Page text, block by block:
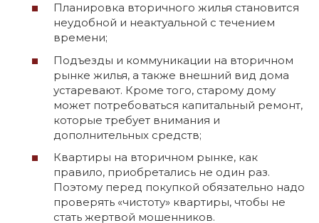
Планировка вторичного жилья становится
неудобной и неактуальной с течением
времени;
Подъезды и коммуникации на вторичном
рынке жилья, а также внешний вид дома
устаревают. Кроме того, старому дому
может потребоваться капитальный ремонт,
которые требует внимания и
дополнительных средств;
Квартиры на вторичном рынке, как
правило, приобретались не один раз.
Поэтому перед покупкой обязательно надо
проверять «чистоту» квартиры, чтобы не
стать жертвой мошенников.